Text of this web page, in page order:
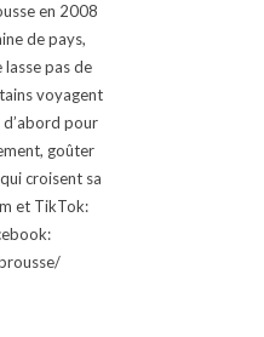
en 2008
de pays,
lasse pas de
voyagent
d’abord pour
goûter
croisent sa
et TikTok: